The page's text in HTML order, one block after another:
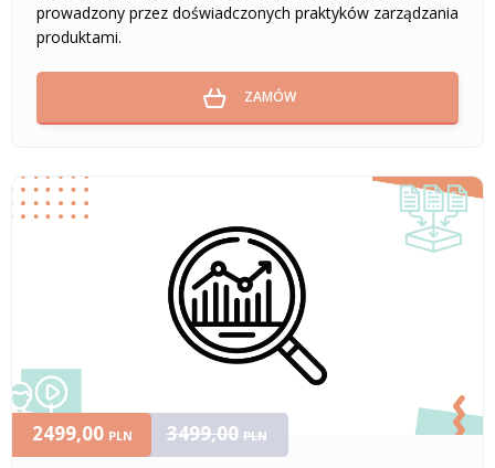
prowadzony przez doświadczonych praktyków zarządzania
produktami.
ZAMÓW
2499,00 PLN 3499,00 PLN